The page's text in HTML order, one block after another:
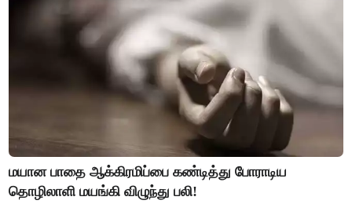
மயான பாதை ஆக்கிரமிப்பை கண்டித்து போராடிய
தொழிலாளி மயங்கி விழுந்து பலி!